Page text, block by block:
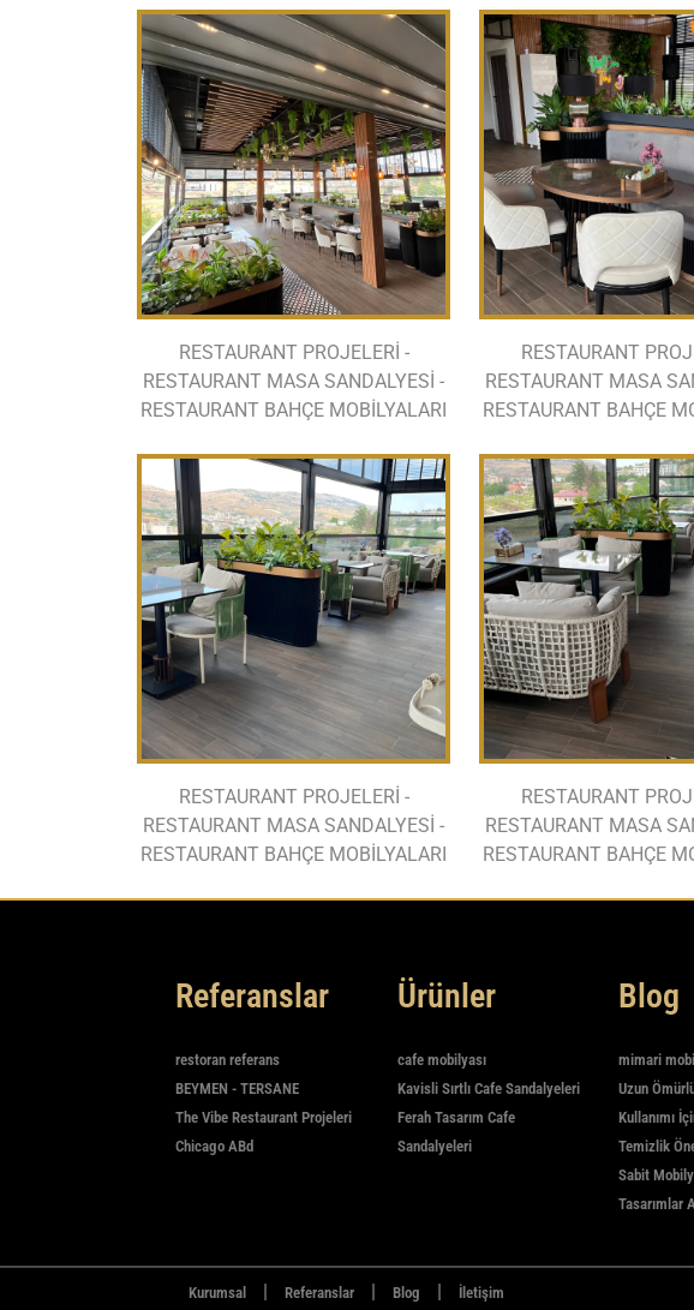
RESTAURANT PROJELERİ -
RESTAURANT MASA SANDALYESİ -
RESTAURANT BAHÇE MOBİLYALARI
RESTAURANT
RESTAURANT MASA
RESTAURANT BAHÇE
RESTAURANT PROJELERİ -
RESTAURANT MASA SANDALYESİ -
RESTAURANT BAHÇE MOBİLYALARI
RESTAURANT
RESTAURANT MASA
RESTAURANT BAHÇE
Referanslar
restoran referans
BEYMEN - TERSANE
The Vibe Restaurant Projeleri
Chicago ABd
Ürünler
cafe mobilyası
Kavisli Sırtlı Cafe Sandalyeleri
Ferah Tasarım Cafe
Sandalyeleri
Blog
mimari
Uzun
Kullanımı
Temizlik
Sabit
Tasarımlar
Kurumsal | Referanslar | Blog | İletişim